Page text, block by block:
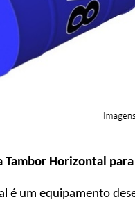
Tambor Horizontal
é um equipamento